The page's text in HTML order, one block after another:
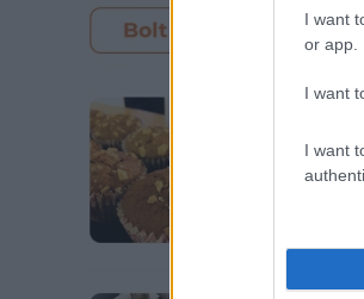
I want
or app.
I want
I want